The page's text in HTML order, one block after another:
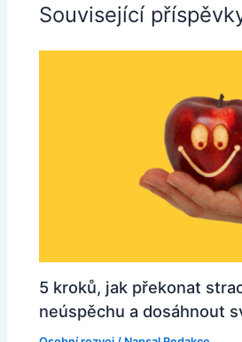
Související
5 kroků, jak překonat
neúspěchu a dosáhnout